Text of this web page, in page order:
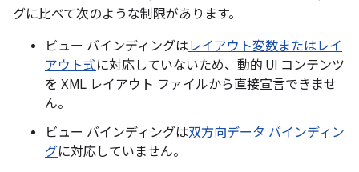
グに比べて次のような制限があります。
ビュー バインディングは レイアウト変数またはレイ
アウト式に対応していないため、動的 UI コンテンツ
を XML レイアウト ファイルから直接宣言できませ
ん。
ビュー バインディングは双方向データ バインディン
グに対応していません。